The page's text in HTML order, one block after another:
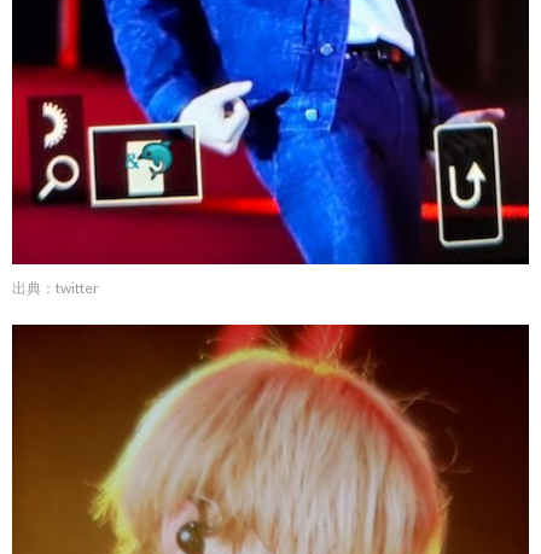
出典：twitter